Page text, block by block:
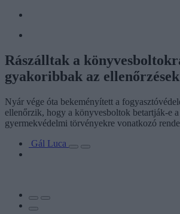
Rászálltak a
gyakoribbak az ellenőrzések
Nyár vége óta bekeményített a
ellenőrzik, hogy a könyvesboltok betartják-e
gyermekvédelmi törvényekre vonatkozó
Gál Luca